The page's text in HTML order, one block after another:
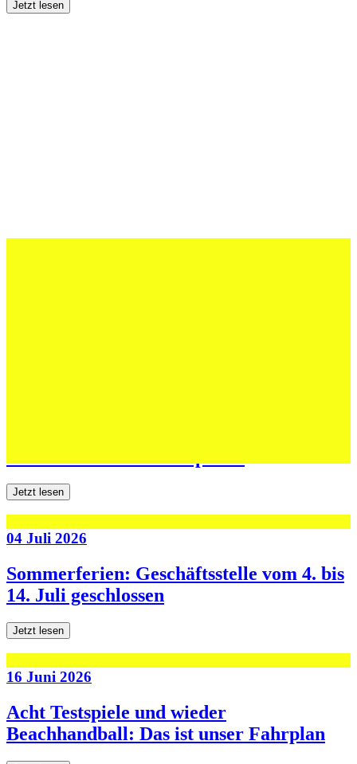
Jetzt lesen
Jetzt lesen
04 Juli 2026
Sommerferien: Geschäftsstelle vom 4. bis
14. Juli geschlossen
Jetzt lesen
16 Juni 2026
Acht Testspiele und wieder
Beachhandball: Das ist unser Fahrplan